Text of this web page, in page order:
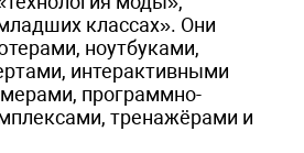
классах». Они
ноутбуками,
интерактивными
программно-
тренажёрами и